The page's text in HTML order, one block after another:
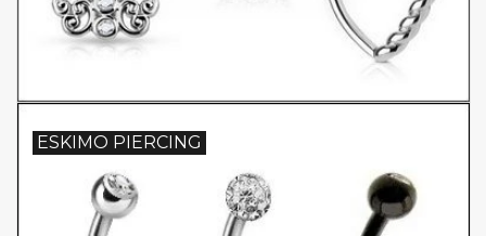
ESKIMO PIERCING